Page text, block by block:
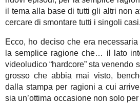
il tema alla base di tutti gli altri non
cercare di smontare tutti i singoli casi.
Ecco, ho deciso che era
la semplice ragione che… il lato
videoludico “hardcore” sta venendo
grosso che abbia mai visto,
dalla stampa per ragioni a cui
sia un’ottima occasione non solo